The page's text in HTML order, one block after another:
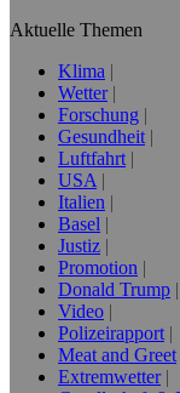
Aktuelle Themen
Klima
Wetter
Forschung
Gesundheit
Luftfahrt
USA
Italien
Basel
Justiz
Promotion
Donald Trump
Video
Polizeirapport
Meat and Greet
Extremwetter